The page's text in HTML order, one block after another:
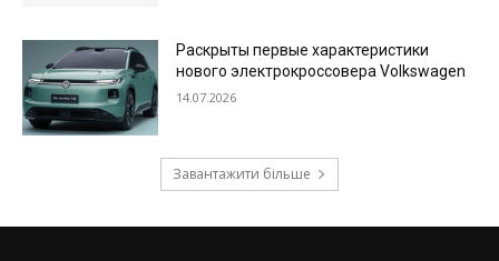
Раскрыты первые характеристики
нового электрокроссовера Volkswagen
14.07.2026
Завантажити більше